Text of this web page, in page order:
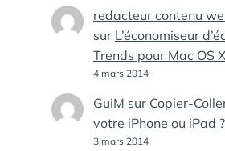
redacteur contenu
sur L’économiseur
Trends pour Mac OS X
4 mars 2014
GuiM sur Copier-
votre iPhone ou iPad
3 mars 2014